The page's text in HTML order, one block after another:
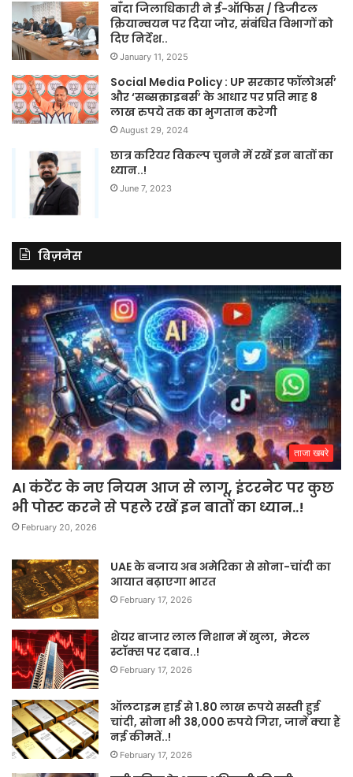
बाँदा जिलाधिकारी ने ई-ऑफिस / डिजीटल
क्रियान्वयन पर दिया जोर, संबंधित विभागों को
दिए निर्देश..
January 11, 2025
Social Media Policy : UP सरकार फॉलोअर्स’
और ‘सब्सक्राइबर्स’ के आधार पर प्रति माह 8
लाख रुपये तक का भुगतान करेगी
August 29, 2024
छात्र करियर विकल्प चुनने में रखें इन बातों का
ध्यान..!
June 7, 2023
बिज़नेस
ताजा खबरे
AI कंटेंट के नए नियम आज से लागू, इंटरनेट पर कुछ
भी पोस्ट करने से पहले रखें इन बातों का ध्यान..!
February 20, 2026
UAE के बजाय अब अमेरिका से सोना-चांदी का
आयात बढ़ाएगा भारत
February 17, 2026
शेयर बाजार लाल निशान में खुला, मेटल
स्टॉक्स पर दबाव..!
February 17, 2026
ऑलटाइम हाई से 1.80 लाख रुपये सस्ती हुई
चांदी, सोना भी 38,000 रुपये गिरा, जानें क्या हैं
नई कीमतें..!
February 17, 2026